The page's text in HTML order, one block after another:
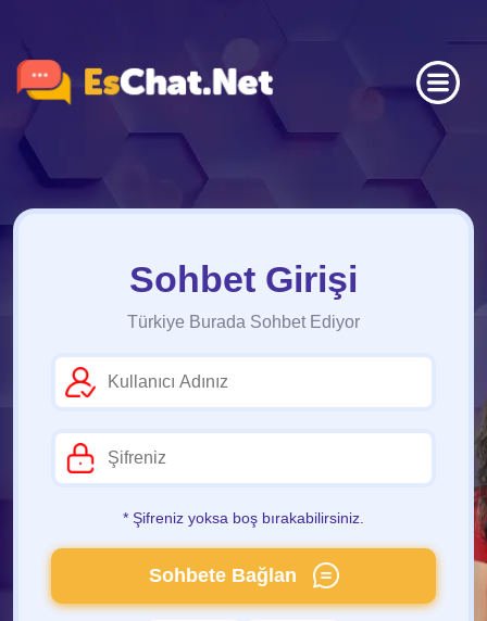
Sohbet Girişi
Türkiye Burada Sohbet Ediyor
* Şifreniz yoksa boş bırakabilirsiniz.
Sohbete Bağlan